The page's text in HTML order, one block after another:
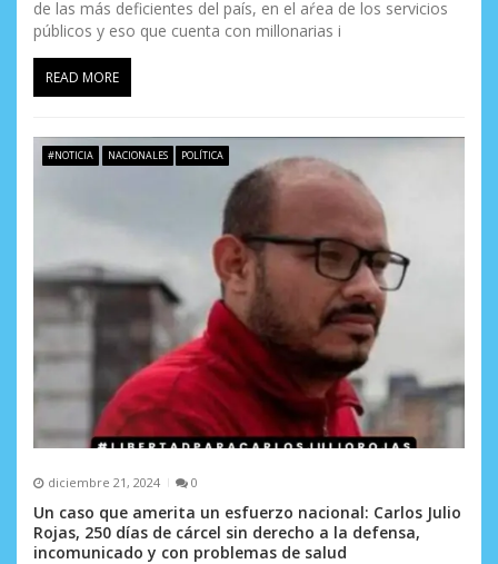
de las más deficientes del país, en el aŕea de los servicios
públicos y eso que cuenta con millonarias i
READ MORE
#NOTICIA NACIONALES POLÍTICA
diciembre 21, 2024 0
Un caso que amerita un esfuerzo nacional: Carlos Julio
Rojas, 250 días de cárcel sin derecho a la defensa,
incomunicado y con problemas de salud